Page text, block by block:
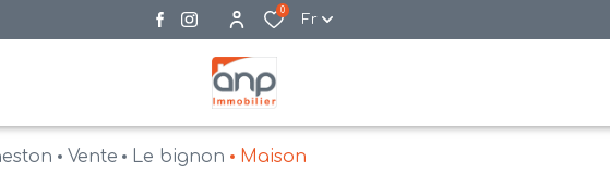
0
Fr
Vente Le bignon Maison